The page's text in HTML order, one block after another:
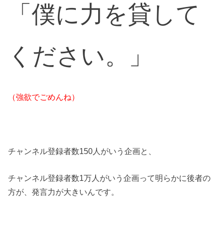
「僕に力を貸して
ください。」
（強欲でごめんね）
チャンネル登録者数150人がいう企画と、
チャンネル登録者数1万人がいう企画って明らかに後者の
方が、発言力が大きいんです。